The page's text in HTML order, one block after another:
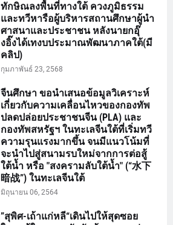
ทักษิณลงพื้นที่ทางใต้ ควงภูมิธรรม
และทวีหารือผู้บริหารสถานศึกษาผู้นำ
ศาสนาและประชาชน หลังนายกอุ๊
งอิ๊งได้เทงบประมาณพัฒนาภาคใต้(มี
คลิป)
กุมภาพันธ์ 23, 2568
จีนศึกษา ขอนำเสนอข้อมูลวิเคราะห์
เกี่ยวกับความเคลื่อนไหวของกองทัพ
ปลดปล่อยประชาชนจีน (PLA) และ
กองทัพสหรัฐฯ ในทะเลจีนใต้ที่เริ่มทวี
ความรุนแรงมากขึ้น จนมีแนวโน้มที่
จะนำไปสู่สนามรบใหม่จากการต่อสู้
ใต้น้ำ หรือ "สงครามลับใต้น้ำ" (“水下
暗战”) ในทะเลจีนใต้
มิถุนายน 06, 2564
”สุพิศ-เถ้าแก่หลี“เดินไปให้สุดซอย